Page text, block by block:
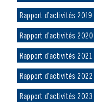
Rapport d’activités 2019
Rapport d’activités 2020
Rapport d’activités 2021
Rapport d’activités 2022
Rapport d’activités 2023